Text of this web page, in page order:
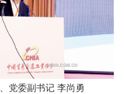
党委副书记 李尚勇